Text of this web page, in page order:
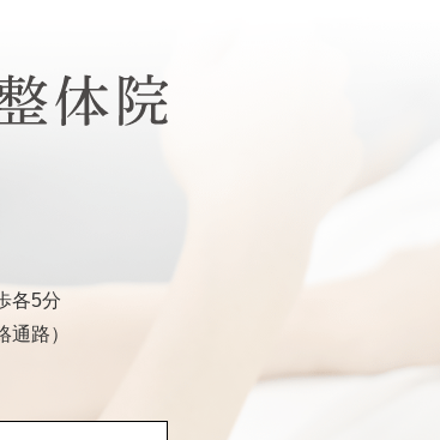
各5分
路）